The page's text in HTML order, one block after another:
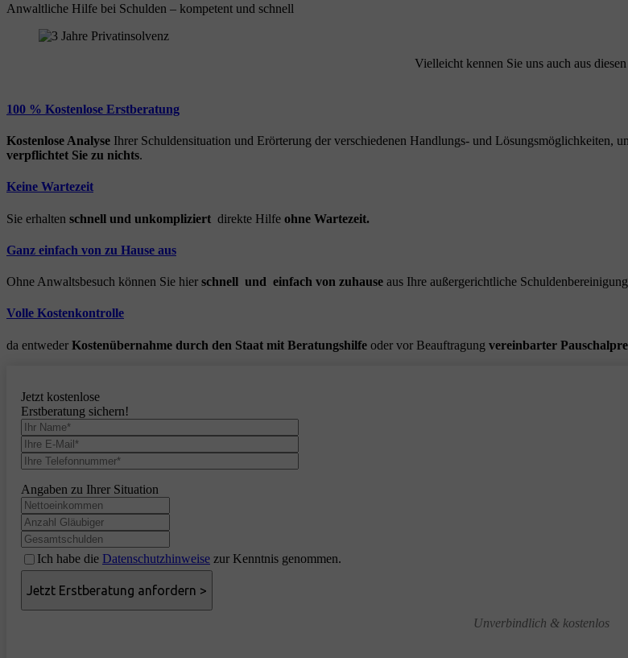
Anwaltliche Hilfe bei Schulden – kompetent und schnell
Vielleicht kennen Sie uns auch aus
100 % Kostenlose Erstberatung
Kostenlose Analyse Ihrer Schuldensituation und Erörterung der verschiedenen Handlungs- und Lösungsmöglichkeiten,
verpflichtet Sie zu nichts.
Keine Wartezeit
Sie erhalten schnell und unkompliziert direkte Hilfe ohne Wartezeit.
Ganz einfach von zu Hause aus
Ohne Anwaltsbesuch können Sie hier schnell und einfach von zuhause aus Ihre außergerichtliche
Volle Kostenkontrolle
da entweder Kostenübernahme durch den Staat mit Beratungshilfe oder vor Beauftragung vereinbarter
Jetzt kostenlose
Erstberatung sichern!
Angaben zu Ihrer Situation
Ich habe die Datenschutzhinweise zur Kenntnis genommen.
Unverbindlich & kostenlos